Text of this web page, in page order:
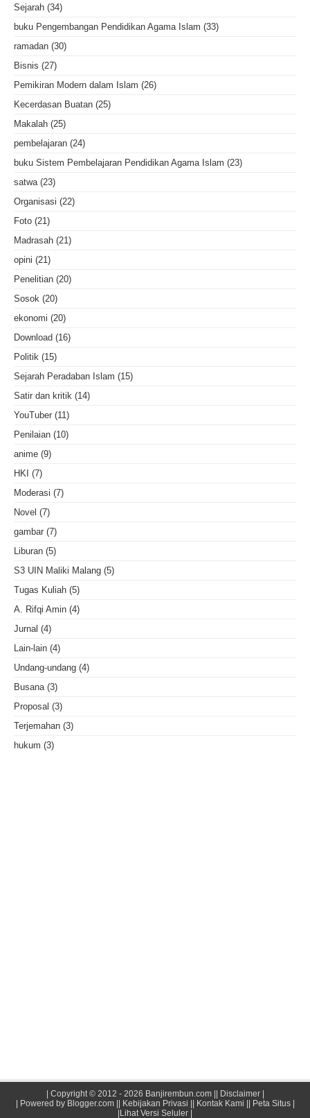
Sejarah (34)
buku Pengembangan Pendidikan Agama Islam (33)
ramadan (30)
Bisnis (27)
Pemikiran Modern dalam Islam (26)
Kecerdasan Buatan (25)
Makalah (25)
pembelajaran (24)
buku Sistem Pembelajaran Pendidikan Agama Islam (23)
satwa (23)
Organisasi (22)
Foto (21)
Madrasah (21)
opini (21)
Penelitian (20)
Sosok (20)
ekonomi (20)
Download (16)
Politik (15)
Sejarah Peradaban Islam (15)
Satir dan kritik (14)
YouTuber (11)
Penilaian (10)
anime (9)
HKI (7)
Moderasi (7)
Novel (7)
gambar (7)
Liburan (5)
S3 UIN Maliki Malang (5)
Tugas Kuliah (5)
A. Rifqi Amin (4)
Jurnal (4)
Lain-lain (4)
Undang-undang (4)
Busana (3)
Proposal (3)
Terjemahan (3)
hukum (3)
| Copyright © 2012 - 2026 Banjirembun.com|| Disclaimer|
| Powered by Blogger.com|| Kebijakan Privasi || Kontak Kami || Peta Situs |
|Lihat Versi Seluler |